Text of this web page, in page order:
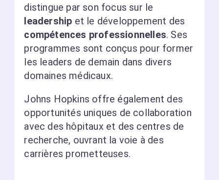
distingue par son focus sur le
leadership et le développement des
compétences professionnelles. Ses
programmes sont conçus pour former
les leaders de demain dans divers
domaines médicaux.
Johns Hopkins offre également des
opportunités uniques de collaboration
avec des hôpitaux et des centres de
recherche, ouvrant la voie à des
carrières prometteuses.